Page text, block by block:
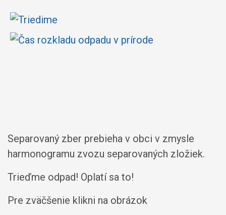
Separovaný zber prebieha v obci v zmysle
harmonogramu zvozu separovaných zložiek.
Trieďme odpad! Oplatí sa to!
Pre zväčšenie klikni na obrázok